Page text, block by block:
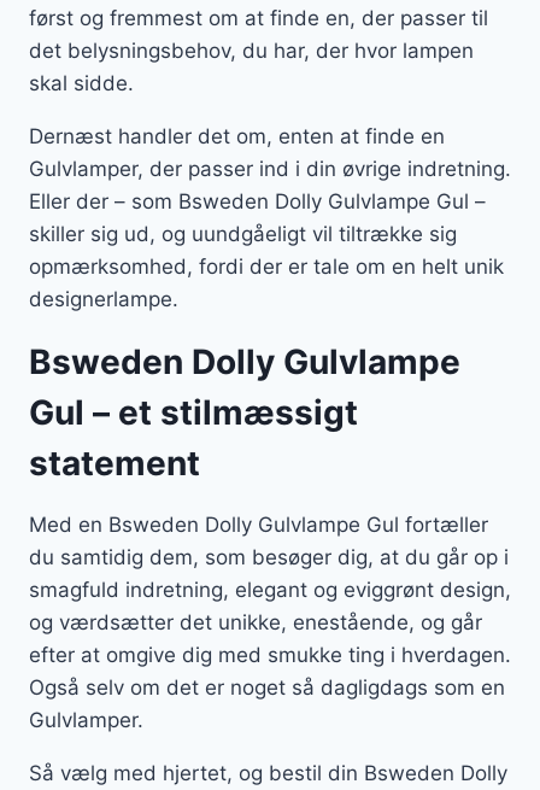
først og fremmest om at finde en, der passer til
det belysningsbehov, du har, der hvor lampen
skal sidde.
Dernæst handler det om, enten at finde en
Gulvlamper, der passer ind i din øvrige indretning.
Eller der – som Bsweden Dolly Gulvlampe Gul –
skiller sig ud, og uundgåeligt vil tiltrække sig
opmærksomhed, fordi der er tale om en helt unik
designerlampe.
Bsweden Dolly Gulvlampe
Gul – et stilmæssigt
statement
Med en Bsweden Dolly Gulvlampe Gul fortæller
du samtidig dem, som besøger dig, at du går op i
smagfuld indretning, elegant og eviggrønt design,
og værdsætter det unikke, enestående, og går
efter at omgive dig med smukke ting i hverdagen.
Også selv om det er noget så dagligdags som en
Gulvlamper.
Så vælg med hjertet, og bestil din Bsweden Dolly